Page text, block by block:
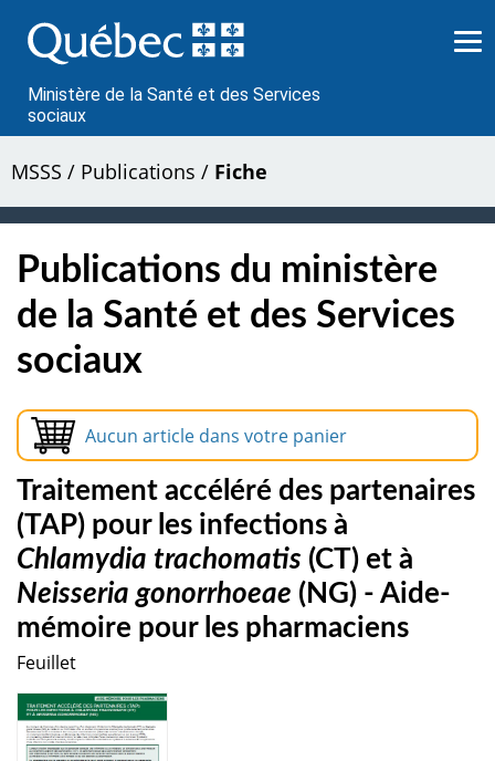
au
contenu
Ministère de la Santé et des Services
sociaux
MSSS / Publications / Fiche
Publications du ministère
de la Santé et des Services
sociaux
Aucun article dans votre panier
Traitement accéléré des partenaires
(TAP) pour les infections à
Chlamydia trachomatis (CT) et à
Neisseria gonorrhoeae (NG) - Aide-
mémoire pour les pharmaciens
Feuillet